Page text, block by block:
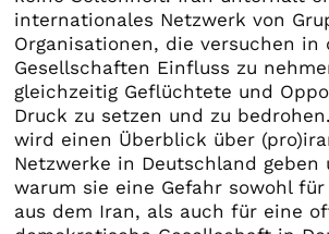
internationales Netzwerk von
Organisationen, die versuchen in
Gesellschaften Einfluss zu
gleichzeitig Geflüchtete und
Druck zu setzen und zu
wird einen Überblick über
Netzwerke in Deutschland geben
warum sie eine Gefahr sowohl
aus dem Iran, als auch für eine